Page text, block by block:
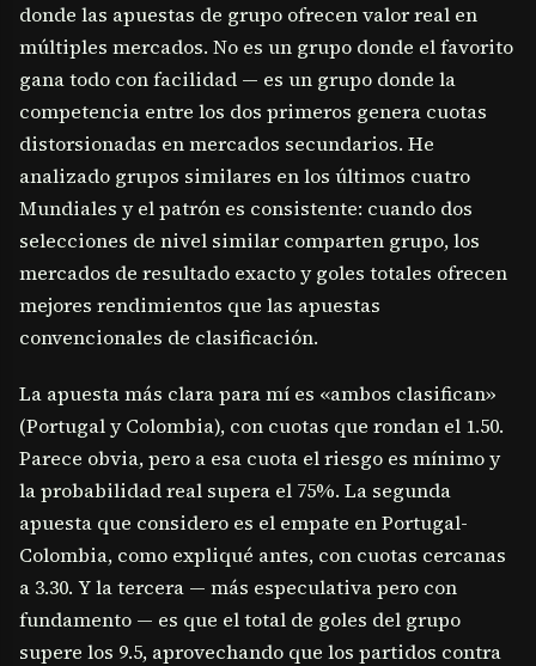
donde las apuestas de grupo ofrecen valor real en
múltiples mercados. No es un grupo donde el favorito
gana todo con facilidad — es un grupo donde la
competencia entre los dos primeros genera cuotas
distorsionadas en mercados secundarios. He
analizado grupos similares en los últimos cuatro
Mundiales y el patrón es consistente: cuando dos
selecciones de nivel similar comparten grupo, los
mercados de resultado exacto y goles totales ofrecen
mejores rendimientos que las apuestas
convencionales de clasificación.
La apuesta más clara para mí es «ambos clasifican»
(Portugal y Colombia), con cuotas que rondan el 1.50.
Parece obvia, pero a esa cuota el riesgo es mínimo y
la probabilidad real supera el 75%. La segunda
apuesta que considero es el empate en Portugal-
Colombia, como expliqué antes, con cuotas cercanas
a 3.30. Y la tercera — más especulativa pero con
fundamento — es que el total de goles del grupo
supere los 9.5, aprovechando que los partidos contra